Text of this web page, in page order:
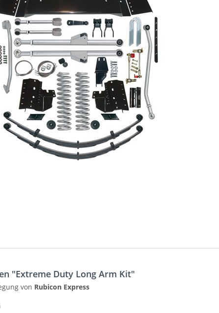
"Extreme Duty Long Arm Kit"
von Rubicon Express